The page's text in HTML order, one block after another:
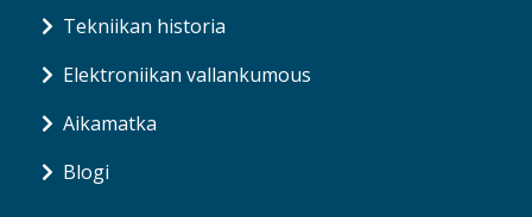
Tekniikan historia
Elektroniikan vallankumous
Aikamatka
Blogi